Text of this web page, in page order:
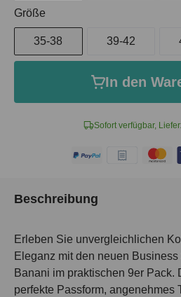
Sofort verfügbar,
Größe
35-38 39-42
In den
Beschreibung
Erleben Sie unvergleichlichen
Eleganz mit den neuen
Banani im praktischen 9er Pack.
perfekte Passform, angenehmes